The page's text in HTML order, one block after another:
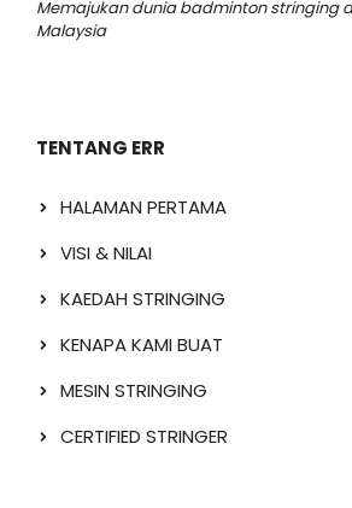
Memajukan dunia badminton stringing
Malaysia
TENTANG ERR
HALAMAN PERTAMA
VISI & NILAI
KAEDAH STRINGING
KENAPA KAMI BUAT
MESIN STRINGING
CERTIFIED STRINGER